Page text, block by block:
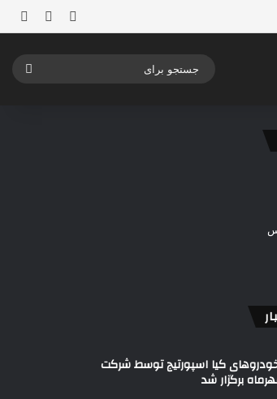
ورود نوشته
کیا اسپورتیج توسط شرکت
برگزار شد